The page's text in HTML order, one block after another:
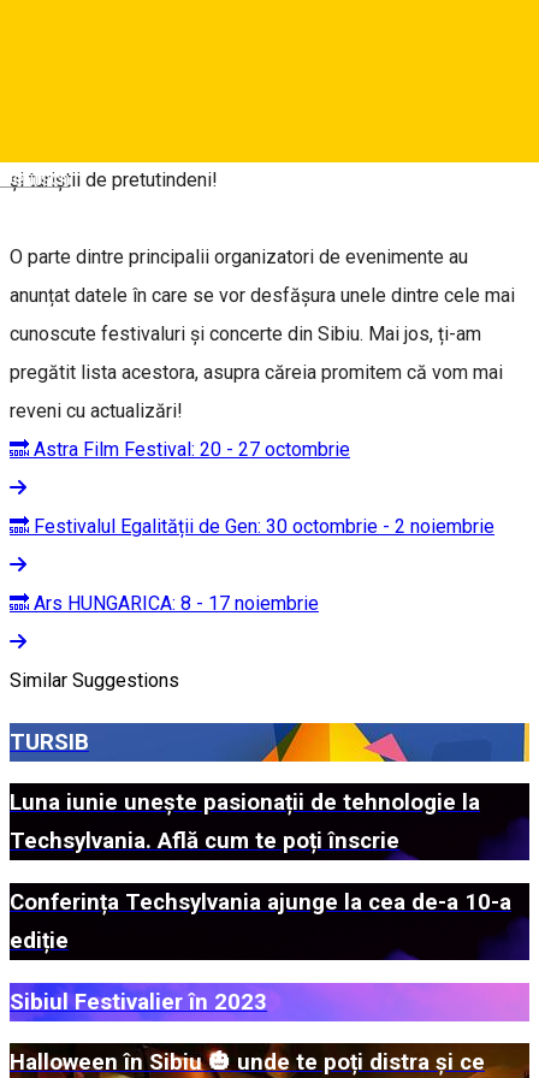
Deutsch
și turiștii de pretutindeni!
O parte dintre principalii organizatori de evenimente au
anunțat datele în care se vor desfășura unele dintre cele mai
cunoscute festivaluri și concerte din Sibiu. Mai jos, ți-am
pregătit lista acestora, asupra căreia promitem că vom mai
reveni cu actualizări!
🔜 Astra Film Festival: 20 - 27 octombrie
🔜 Festivalul Egalității de Gen: 30 octombrie - 2 noiembrie
🔜 Ars HUNGARICA: 8 - 17 noiembrie
Similar Suggestions
TURSIB
Luna iunie unește pasionații de tehnologie la
Techsylvania. Află cum te poți înscrie
Conferința Techsylvania ajunge la cea de-a 10-a
ediție
Sibiul Festivalier în 2023
Halloween în Sibiu 🎃 unde te poți distra și ce